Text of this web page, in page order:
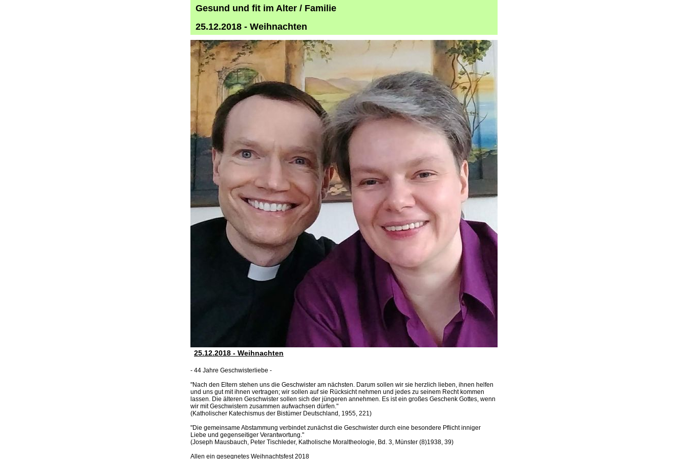
Gesund und fit im Alter / Familie
25.12.2018 - Weihnachten
25.12.2018 - Weihnachten
- 44 Jahre Geschwisterliebe -
"Nach den Eltern stehen uns die Geschwister am nächsten. Darum sollen wir sie herzlich lieben, ihnen helfen
und uns gut mit ihnen vertragen; wir sollen auf sie Rücksicht nehmen und jedes zu seinem Recht kommen
lassen. Die älteren Geschwister sollen sich der jüngeren annehmen. Es ist ein großes Geschenk Gottes, wenn
wir mit Geschwistern zusammen aufwachsen dürfen."
(Katholischer Katechismus der Bistümer Deutschland, 1955, 221)
"Die gemeinsame Abstammung verbindet zunächst die Geschwister durch eine besondere Pflicht inniger
Liebe und gegenseitiger Verantwortung."
(Joseph Mausbauch, Peter Tischleder, Katholische Moraltheologie, Bd. 3, Münster (8)1938, 39)
Allen ein gesegnetes Weihnachtsfest 2018